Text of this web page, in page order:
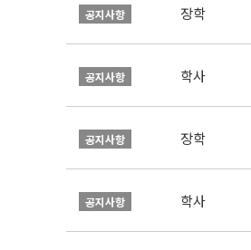
공지사항 장학
공지사항 학사
공지사항 장학
공지사항 학사